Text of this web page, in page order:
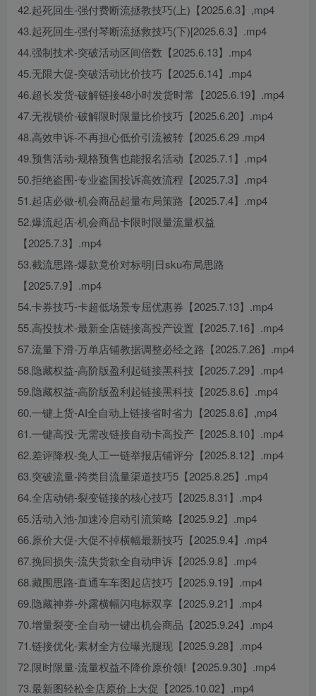
42.起死回生-强付费断流拯教技巧(上)【2025.6.3】,mp4
43.起死回生-强付琴断流拯救技巧(下)[2025.6.3】.mp4
44.强制技术-突破活动区间倍数【2025.6.13】.mp4
45.无限大促-突破活动比价技巧【2025.6.14】.mp4
46.超长发货-破解链接48小时发货时常【2025.6.19】.mp4
47.无视锁价-破解限时限量比价技巧【2025.6.20】.mp4
48.高效申诉-不再担心低价引流被转【2025.6.29 .mp4
49.预售活动-规格预售也能报名活动【2025.7.1】.mp4
50.拒绝盗围-专业盗国投诉高效流程【2025.7.3】.mp4
51.起店必做-机会商品起量布局策路【2025.7.4】.mp4
52.爆流起店-机会商品卡限时限量流量权益
【2025.7.3】.mp4
53.截流思路-爆款竟价对标明|日sku布局思路
【2025.7.9】.mp4
54.卡券技巧-卡超低场景专屈优惠券【2025.7.13】.mp4
55.高投技术-最新全店链接高投产设置【2025.7.16】.mp4
57.流量下滑-万单店铺教据调整必经之路【2025.7.26】.mp4
58.隐藏权益-高阶版盈利起链接黑科技【2025.7.29】.mp4
59.隐藏权益-高阶版盈利起链接黑科技【2025.8.6】.mp4
60.一键上货-AI全自动上链接省时省力【2025.8.6】,mp4
61.一键高投-无需改链接自动卡高投产【2025.8.10】.mp4
62.差评降权-免人工一链举报店铺评分【2025.8.12】.mp4
63.突破流量-跨类目流量渠道技巧5【2025.8.25】.mp4
64.全店动销-裂变链接的核心技巧【2025.8.31】.mp4
65.活动入池-加速冷启动引流策略【2025.9.2】.mp4
66.原价大促-大促不掉横幅最新技巧【2025.9.4】.mp4
67.挽回损失-流失货款全自动申诉【2025.9.8】.mp4
68.藏围思路-直通车车图起店技巧【2025.9.19】.mp4
69.隐藏神券-外露横幅闪电标双享【2025.9.21】.mp4
70.增量裂变-全自动一键出机会商品【2025.9.24】.mp4
71.链接优化-素材全方位曝光腿现【2025.9.28】.mp4
72.限时限量-流量权益不降价原价领!【2025.9.30】.mp4
73.最新图轻松全店原价上大促【2025.10.02】.mp4